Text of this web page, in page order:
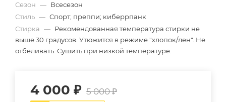
Сезон — Всесезон
Стиль — Спорт; преппи; киберрпанк
Стирка — Рекомендованная температура стирки не
выше 30 градусов. Утюжится в режиме "хлопок/лен". Не
отбеливать. Сушить при низкой температуре.
4 000 ₽ 5 000₽